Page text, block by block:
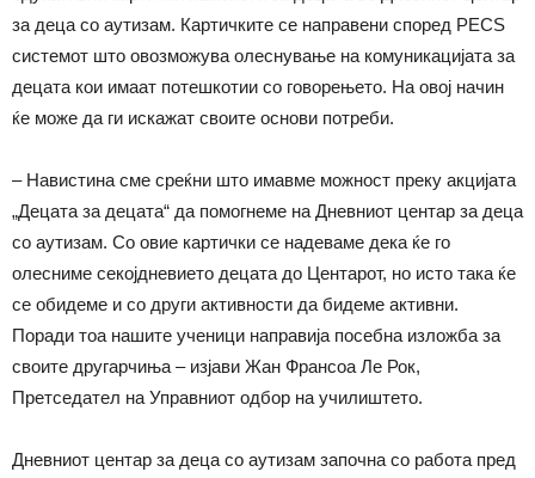
за деца со аутизам. Картичките се направени според PECS
системот што овозможува олеснување на комуникацијата за
децата кои имаат потешкотии со говорењето. На овој начин
ќе може да ги искажат своите основи потреби.
– Навистина сме среќни што имавме можност преку акцијата
„Децата за децата“ да помогнеме на Дневниот центар за деца
со аутизам. Со овие картички се надеваме дека ќе го
олесниме секојдневието децата до Центарот, но исто така ќе
се обидеме и со други активности да бидеме активни.
Поради тоа нашите ученици направија посебна изложба за
своите другарчиња – изјави Жан Франсоа Ле Рок,
Претседател на Управниот одбор на училиштето.
Дневниот центар за деца со аутизам започна со работа пред